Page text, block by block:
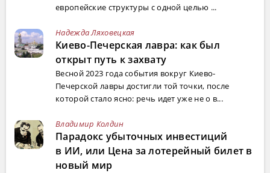
европейские структуры с одной целью ...
Надежда Ляховецкая
Киево-Печерская лавра: как был
открыт путь к захвату
Весной 2023 года события вокруг Киево-
Печерской лавры достигли той точки, после
которой стало ясно: речь идет уже не о в...
Владимир Колдин
Парадокс убыточных инвестиций
в ИИ, или Цена за лотерейный билет в
новый мир